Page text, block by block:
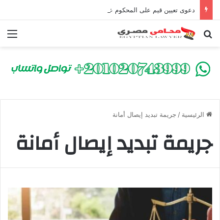
بحث عن
الرئيسية / جريمة تبديد إيصال أمانة
جريمة تبديد إيصال أمانة